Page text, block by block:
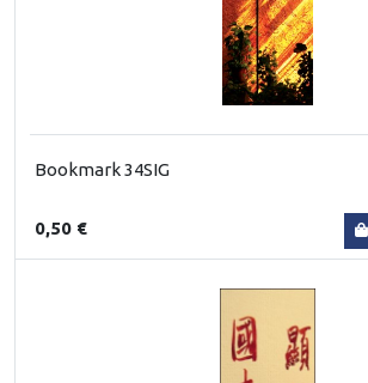
Bookmark 34SIG
0,50 €